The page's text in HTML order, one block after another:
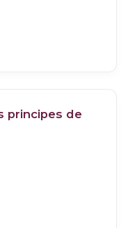
principes de